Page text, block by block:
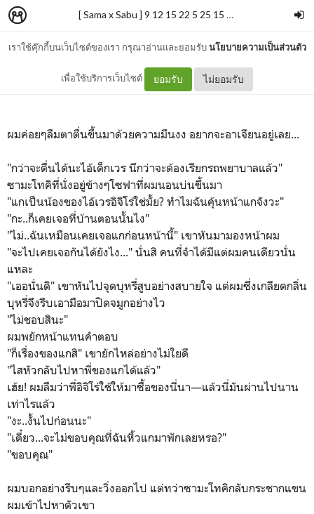
เราใช้คุ๊กกี้บนเว็บไซต์ของเรา กรุณาอ่านและยอมรับนโยบายความเป็นส่วนตัว
เพื่อใช้บริการเว็บไซต์ ยอมรับ ไม่ยอมรับ
[ Sama x Sabu ] 9 12 15 22 5 25 15 21♡ เจ้าปลาวาฬ.
3
ผมค่อยๆลืมตาตื่นขึ้นมาด้วยความมึนงง อยากจะอาเจียนอยู่เลย...
"กว่าจะตื่นได้นะไอ้เด็กเวร นึกว่าจะต้องเรียกรถพยาบาลแล้ว"
ซามะโทคิที่นั่งอยู่ข้างๆโซฟาที่ผมนอนบ่นขึ้นมา
"แกเป็นน้องของไอ้เวรอิจิโร่ใช่มั้ย? ทำไมฉันคุ้นหน้าแกจังวะ"
"กะ..ก็เคยเจอที่บ้านตอนนั้นไง"
"ไม่..ฉันเหมือนเคยเจอแกก่อนหน้านี้" เขาหันมามองหน้าผม
"จะไปเคยเจอกันได้ยังไง..." นั่นสิ คนที่จำได้มีแต่ผมคนเดียวนั่น
แหละ
"เออนั่นดิ" เขาหันไปจุดบุหรี่สูบอย่างสบายใจ แต่ผมซึ่งเกลียดกลิ่น
บุหรี่จึงรีบเอามือมาปิดจมูกอย่างไว
"ไม่ชอบสินะ"
ผมพยักหน้าแทนคำตอบ
"ก็เรื่องของแกสิ" เขายักไหล่อย่างไม่ใยดี
"ไสหัวกลับไปหาพี่ของแกได้แล้ว"
เฮ้ย! ผมลืมว่าพี่อิจิโร่ใช้ให้มาซื้อของนี่นา—แล้วนี่มันผ่านไปนาน
เท่าไรแล้ว
"งะ..งั้นไปก่อนนะ"
"เดี๋ยว...จะไม่ขอบคุณที่ฉันหิ้วแกมาพักเลยหรอ?"
"ขอบคุณ"
ผมบอกอย่างรีบๆและวิ่งออกไป แต่ทว่าซามะโทคิกลับกระชากแขน
ผมเข้าไปหาตัวเขา